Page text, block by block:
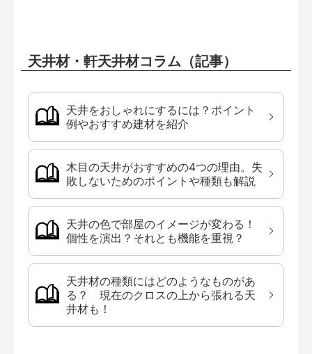
天井材・軒天井材コラム（記事）
天井をおしゃれにするには？ポイント
例やおすすめ建材を紹介
木目の天井がおすすめの4つの理由。失
敗しないためのポイントや種類も解説
天井の色で部屋のイメージが変わる！
個性を演出？それとも機能を重視？
天井材の種類にはどのようなものがあ
る？ 現在のクロスの上から張れる天
井材も！